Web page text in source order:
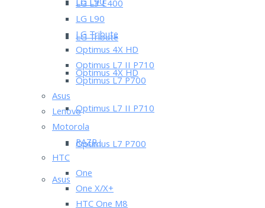
LG Tribute
Optimus 4X HD
Optimus L7 II P710
Optimus L7 P700
Asus
LG L3 E400
LG L90
LG Tribute
Optimus 4X HD
Optimus L7 II P710
Optimus L7 P700
Asus
Lenovo
Motorola
RAZR i
HTC
One
One X/X+